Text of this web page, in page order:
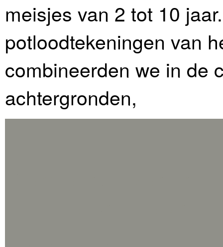
meisjes van 2 tot 10
potloodtekeningen van
combineerden we in de
achtergronden,